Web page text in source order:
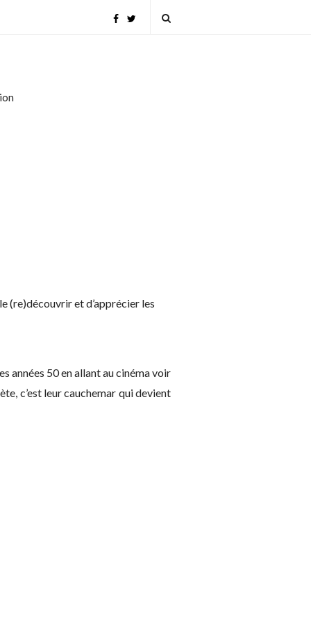
le (re)découvrir et d’apprécier les
années 50 en allant au cinéma voir
c’est leur cauchemar qui devient